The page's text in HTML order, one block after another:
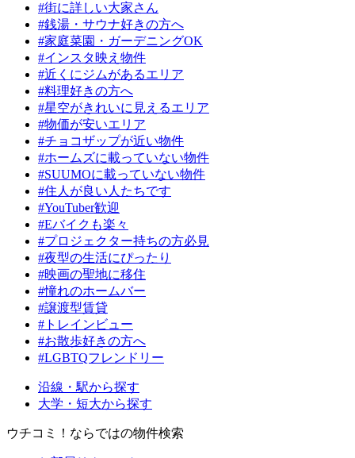
#街に詳しい大家さん
#銭湯・サウナ好きの方へ
#家庭菜園・ガーデニングOK
#インスタ映え物件
#近くにジムがあるエリア
#料理好きの方へ
#星空がきれいに見えるエリア
#物価が安いエリア
#チョコザップが近い物件
#ホームズに載っていない物件
#SUUMOに載っていない物件
#住人が良い人たちです
#YouTuber歓迎
#Eバイクも楽々
#プロジェクター持ちの方必見
#夜型の生活にぴったり
#映画の聖地に移住
#憧れのホームバー
#譲渡型賃貸
#トレインビュー
#お散歩好きの方へ
#LGBTQフレンドリー
沿線・駅から探す
大学・短大から探す
ウチコミ！ならではの物件検索